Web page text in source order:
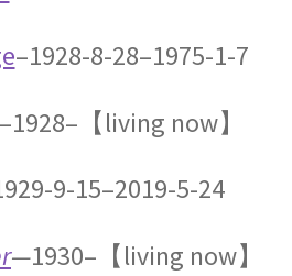
学者【英語圏最古】
と同じくドイツを逃れた実
–1928-8-28–1975-1-7
–1928–【living now】
9-15–2019-5-24
—1930–【living now】